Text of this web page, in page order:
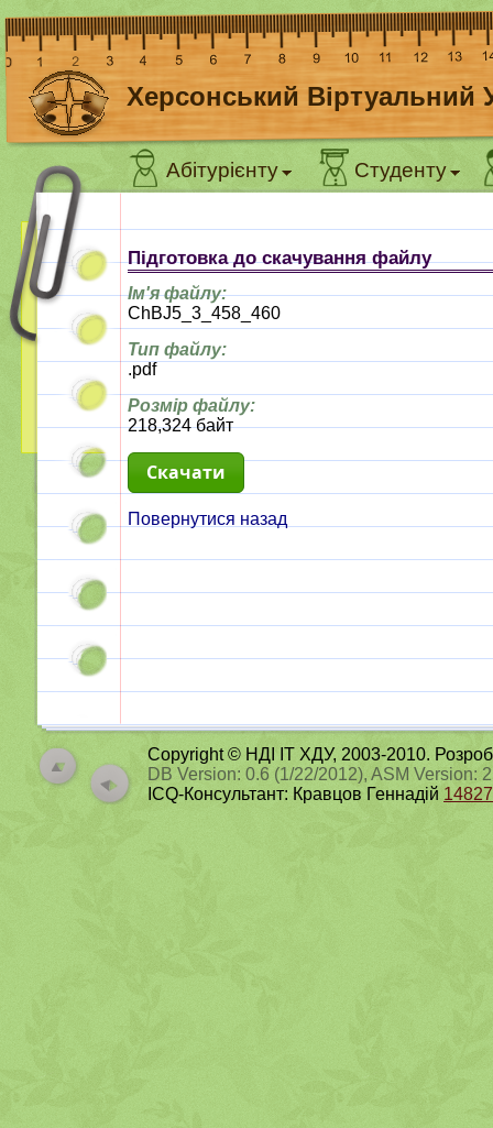
Херсонський Віртуальний
Абітурієнту Студенту
Підготовка до скачування файлу
Ім'я файлу:
ChBJ5_3_458_460
Тип файлу:
.pdf
Розмір файлу:
218,324 байт
Повернутися назад
Copyright © НДІ ІТ ХДУ, 2003-2010.
DB Version: 0.6 (1/22/2012), ASM Version:
ICQ-Консультант: Кравцов Геннадій